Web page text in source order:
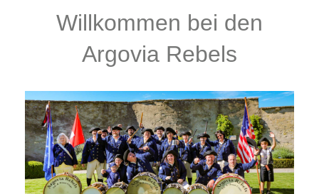
Willkommen bei den
Argovia Rebels